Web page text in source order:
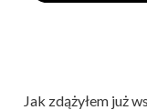
Jak zdążyłem już